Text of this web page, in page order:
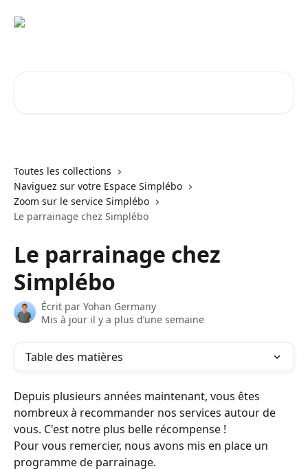
Toutes les collections
Naviguez sur votre Espace Simplébo
Zoom sur le service Simplébo
Le parrainage chez Simplébo
Le parrainage chez
Simplébo
Écrit par Yohan Germany
Mis à jour il y a plus d’une semaine
Table des matières
Depuis plusieurs années maintenant, vous êtes
nombreux à recommander nos services autour de
vous. C'est notre plus belle récompense !
Pour vous remercier, nous avons mis en place un
programme de parrainage.